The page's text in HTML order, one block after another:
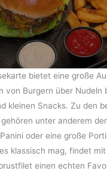
bietet eine große
von Burgern über Nudeln
kleinen Snacks. Zu den
unter anderem
oder eine große
klassisch mag, findet
einen echten